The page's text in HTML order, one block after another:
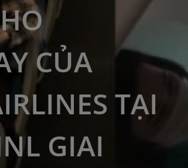
CỦA
TẠI
GIAI